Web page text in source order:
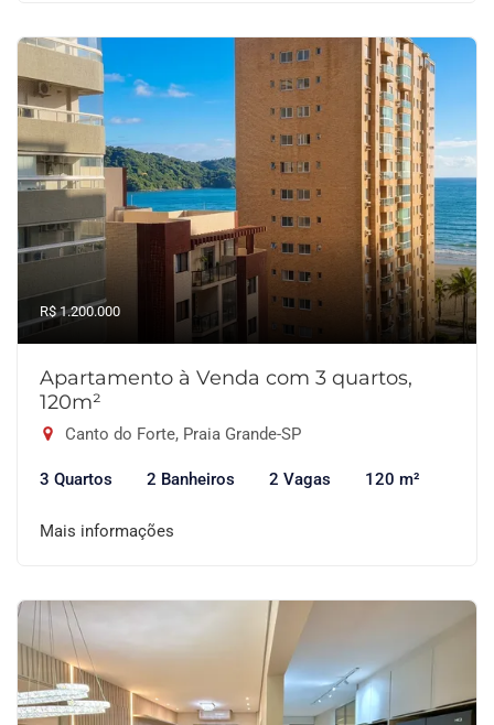
R$ 1.200.000
Apartamento à Venda com 3 quartos,
120m²
Canto do Forte, Praia Grande-SP
3 Quartos 2 Banheiros 2 Vagas 120 m²
Mais informações